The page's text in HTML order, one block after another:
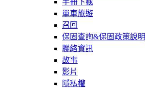
手冊下載
單車旅遊
召回
保固查詢&保固政策說明
聯絡資訊
故事
影片
隱私權